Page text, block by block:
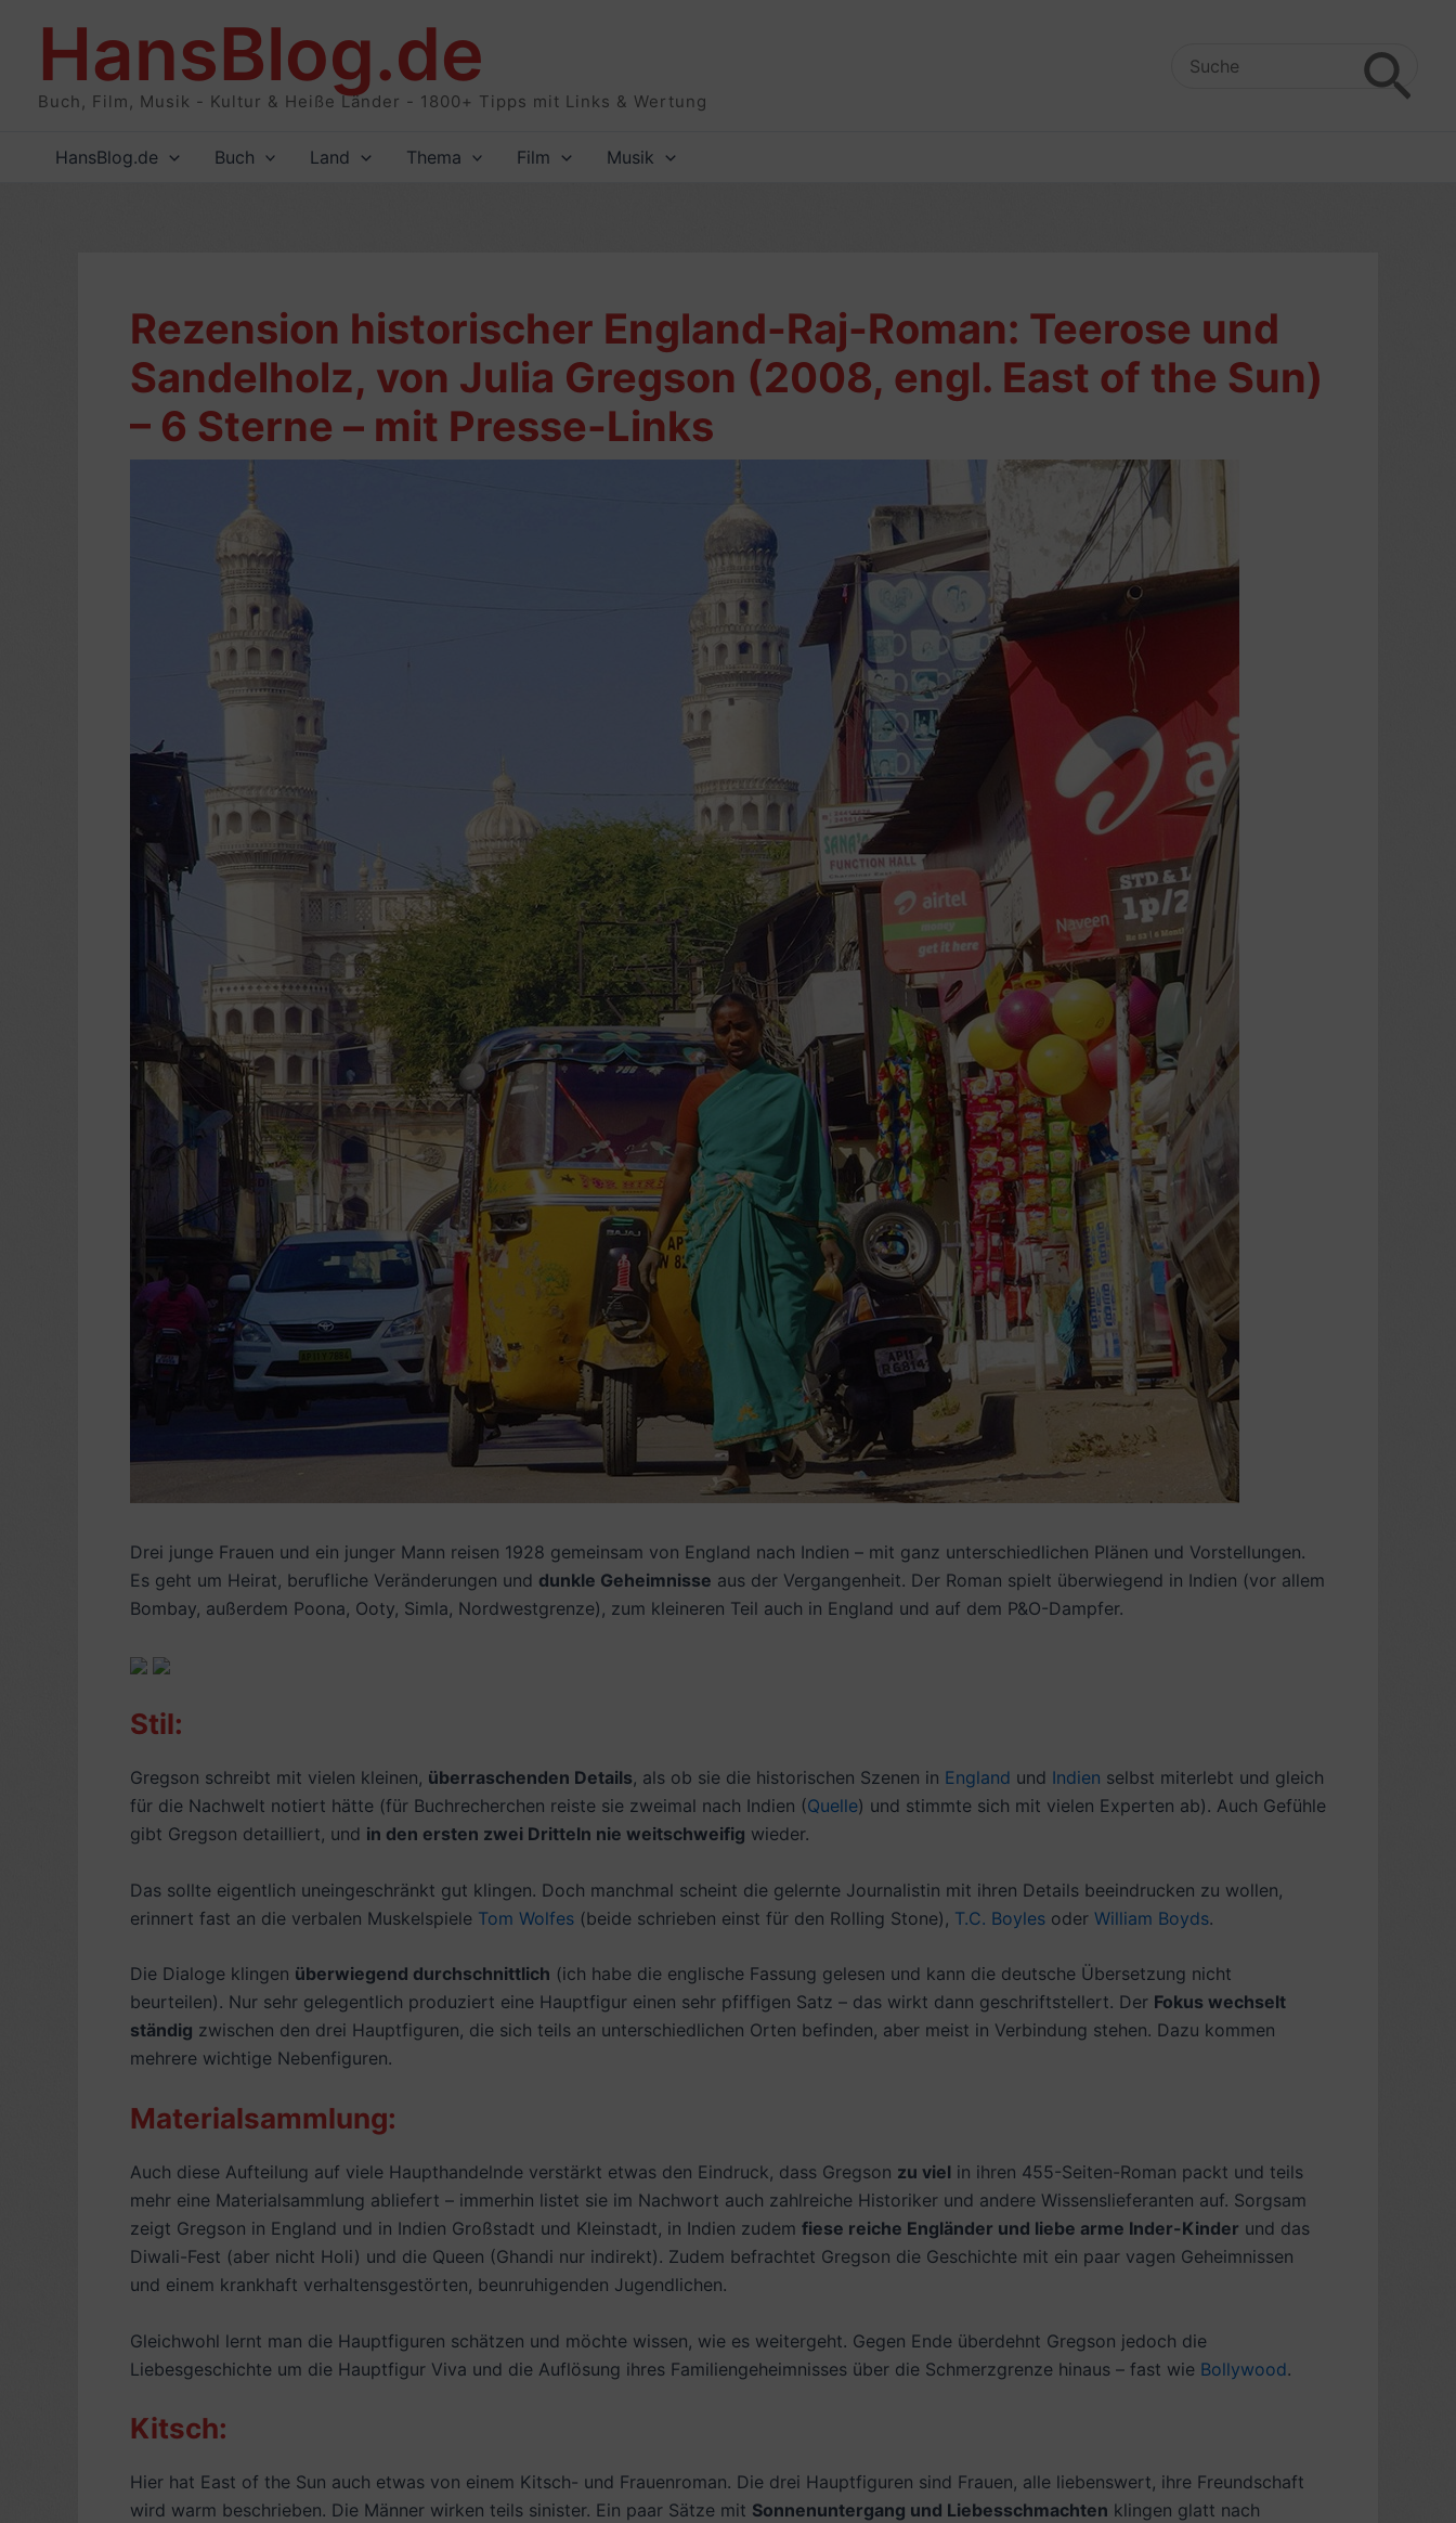
HansBlog.de
Buch, Film, Musik - Kultur & Heiße Länder - 1800+ Tipps mit Links & Wertung
Search
HansBlog.de Buch Land Thema Film Musik
Rezension historischer England-Raj-Roman: Teerose und
Sandelholz, von Julia Gregson (2008, engl. East of the Sun)
– 6 Sterne – mit Presse-Links
Drei junge Frauen und ein junger Mann reisen 1928 gemeinsam von England nach Indien – mit ganz unterschiedlichen Plänen und Vorstellungen.
Es geht um Heirat, berufliche Veränderungen und dunkle Geheimnisse aus der Vergangenheit. Der Roman spielt überwiegend in Indien (vor allem
Bombay, außerdem Poona, Ooty, Simla, Nordwestgrenze), zum kleineren Teil auch in England und auf dem P&O-Dampfer.
Stil:
Gregson schreibt mit vielen kleinen, überraschenden Details, als ob sie die historischen Szenen in England und Indien selbst miterlebt und gleich
für die Nachwelt notiert hätte (für Buchrecherchen reiste sie zweimal nach Indien (Quelle) und stimmte sich mit vielen Experten ab). Auch Gefühle
gibt Gregson detailliert, und in den ersten zwei Dritteln nie weitschweifig wieder.
Das sollte eigentlich uneingeschränkt gut klingen. Doch manchmal scheint die gelernte Journalistin mit ihren Details beeindrucken zu wollen,
erinnert fast an die verbalen Muskelspiele Tom Wolfes (beide schrieben einst für den Rolling Stone), T.C. Boyles oder William Boyds.
Die Dialoge klingen überwiegend durchschnittlich (ich habe die englische Fassung gelesen und kann die deutsche Übersetzung nicht
beurteilen). Nur sehr gelegentlich produziert eine Hauptfigur einen sehr pfiffigen Satz – das wirkt dann geschriftstellert. Der Fokus wechselt
ständig zwischen den drei Hauptfiguren, die sich teils an unterschiedlichen Orten befinden, aber meist in Verbindung stehen. Dazu kommen
mehrere wichtige Nebenfiguren.
Materialsammlung:
Auch diese Aufteilung auf viele Haupthandelnde verstärkt etwas den Eindruck, dass Gregson zu viel in ihren 455-Seiten-Roman packt und teils
mehr eine Materialsammlung abliefert – immerhin listet sie im Nachwort auch zahlreiche Historiker und andere Wissenslieferanten auf. Sorgsam
zeigt Gregson in England und in Indien Großstadt und Kleinstadt, in Indien zudem fiese reiche Engländer und liebe arme Inder-Kinder und das
Diwali-Fest (aber nicht Holi) und die Queen (Ghandi nur indirekt). Zudem befrachtet Gregson die Geschichte mit ein paar vagen Geheimnissen
und einem krankhaft verhaltensgestörten, beunruhigenden Jugendlichen.
Gleichwohl lernt man die Hauptfiguren schätzen und möchte wissen, wie es weitergeht. Gegen Ende überdehnt Gregson jedoch die
Liebesgeschichte um die Hauptfigur Viva und die Auflösung ihres Familiengeheimnisses über die Schmerzgrenze hinaus – fast wie Bollywood.
Kitsch:
Hier hat East of the Sun auch etwas von einem Kitsch- und Frauenroman. Die drei Hauptfiguren sind Frauen, alle liebenswert, ihre Freundschaft
wird warm beschrieben. Die Männer wirken teils sinister. Ein paar Sätze mit Sonnenuntergang und Liebesschmachten klingen glatt nach